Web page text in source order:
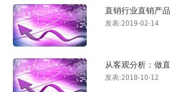
直销行业直销产
发表:2019-02-14
从客观分析：做
发表:2018-10-12